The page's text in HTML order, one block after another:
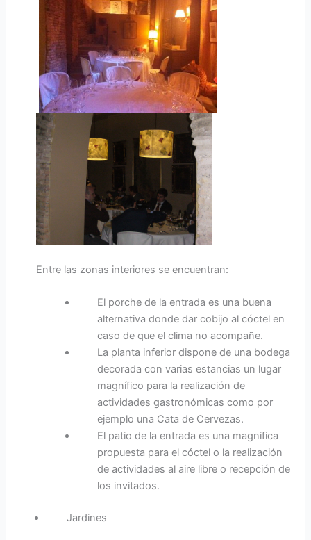
Entre las zonas interiores se encuentran:
El porche de la entrada es una buena
alternativa donde dar cobijo al cóctel en
caso de que el clima no acompañe.
La planta inferior dispone de una bodega
decorada con varias estancias un lugar
magnífico para la realización de
actividades gastronómicas como por
ejemplo una Cata de Cervezas.
El patio de la entrada es una magnifica
propuesta para el cóctel o la realización
de actividades al aire libre o recepción de
los invitados.
Jardines